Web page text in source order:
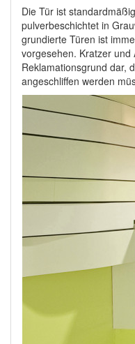
Die Tür ist
pulverbeschichtet in
grundierte Türen ist
vorgesehen. Kratzer und
Reklamationsgrund dar,
angeschliffen werden